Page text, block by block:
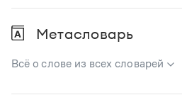
Скороговорки
Издательство
Словари
Метасловарь
Всё о слове из всех словарей
В метасловаре Грамоты в